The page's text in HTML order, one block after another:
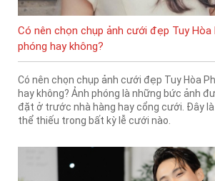
Có nên chọn chụp ảnh cưới đẹp Tuy Hòa
phóng hay không?
Có nên chọn chụp ảnh cưới đẹp Tuy Hòa
hay không? Ảnh phóng là những bức ảnh
đặt ở trước nhà hàng hay cổng cưới. Đây
thể thiếu trong bất kỳ lễ cưới nào.